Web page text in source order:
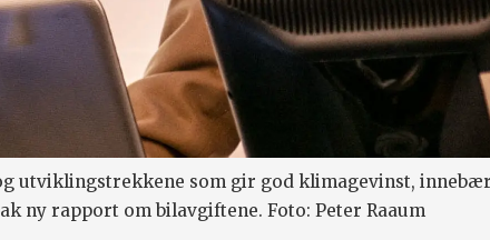
utviklingstrekkene som gir god klimagevinst,
ny rapport om bilavgiftene. Foto: Peter Raaum